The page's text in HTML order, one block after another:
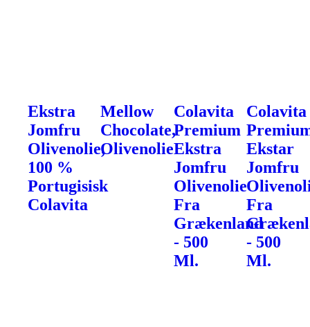
Ekstra
Jomfru
Olivenolie,
100 %
Portugisisk
Colavita
Mellow
Chocolate,
Olivenolie
Colavita
Premium
Ekstra
Jomfru
Olivenolie
Fra
Grækenland
- 500
Ml.
Colavita
Ekstar
Jomfru
Fra
- 500
Ml.